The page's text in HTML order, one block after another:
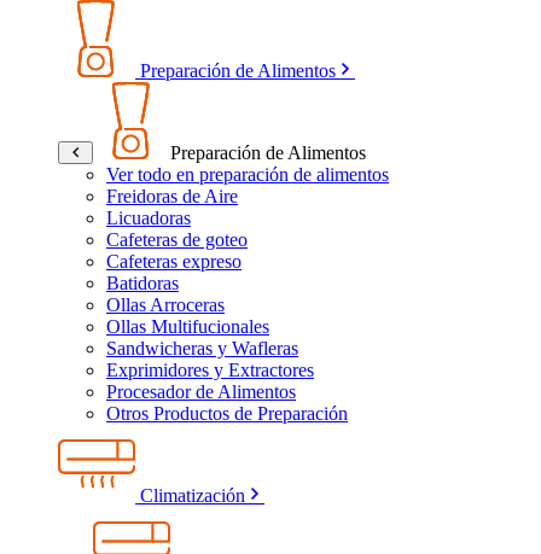
Preparación de Alimentos
Preparación de Alimentos
Ver todo en preparación de alimentos
Freidoras de Aire
Licuadoras
Cafeteras de goteo
Cafeteras expreso
Batidoras
Ollas Arroceras
Ollas Multifucionales
Sandwicheras y Wafleras
Exprimidores y Extractores
Procesador de Alimentos
Otros Productos de Preparación
Climatización